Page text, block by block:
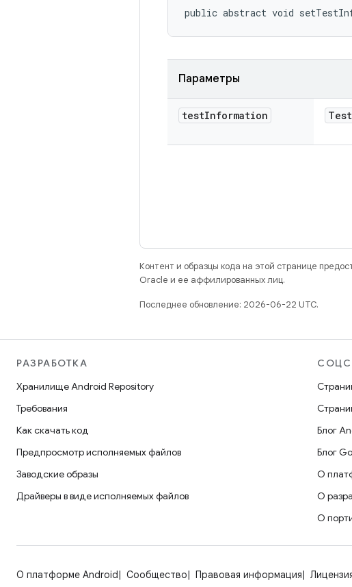
public abstract void
Параметры
testInformation Test
Контент и образцы кода на этой странице
Oracle и ее аффилированных лиц.
Последнее обновление: 2026-06-22 UTC.
РАЗРАБОТКА
Хранилище Android Repository
Требования
Как скачать код
Предпросмотр исполняемых файлов
Заводские образы
Драйверы в виде исполняемых файлов
Блог
Блог
О
О
О
О платформе Android Сообщество Правовая информация